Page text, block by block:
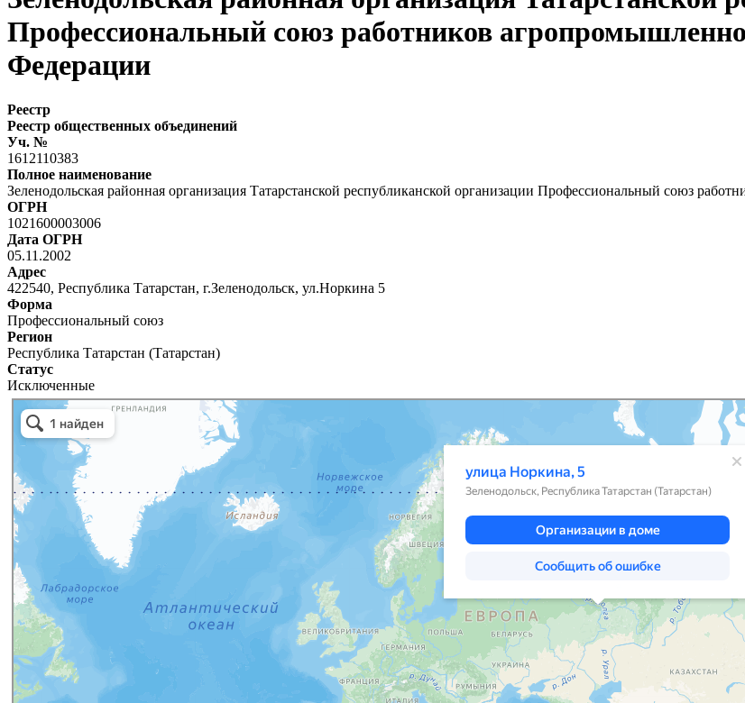
Профессиональный союз работников
Федерации
Реестр
Реестр общественных объединений
Уч. №
1612110383
Полное наименование
Зеленодольская районная организация Татарстанской республиканской организации Профессиональный союз
ОГРН
1021600003006
Дата ОГРН
05.11.2002
Адрес
422540, Республика Татарстан, г.Зеленодольск, ул.Норкина 5
Форма
Профессиональный союз
Регион
Республика Татарстан (Татарстан)
Статус
Исключенные